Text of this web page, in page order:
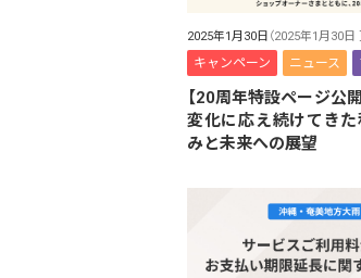
2025年1月30日 （2025年1月30日
キャンペーン ニュース
【20周年特設ページ公
変化に応え続けてき
みと未来への展望